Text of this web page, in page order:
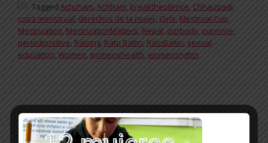
Tagged Achcham Achham breakthesilence Chhaupadi
copa menstrual derechos de la mujer Girls Mestrual Cup
Mestruation MestruationMatters Nepal ourbody ourvoice
periodpositive Raising Rato Baltin RatoBaltin sexual
education Women womenshealth womensrights
What would it feel like to be a
girl growing up in Achham,
Nepal?
Don’t miss the exhibitions about
Rato Baltin!